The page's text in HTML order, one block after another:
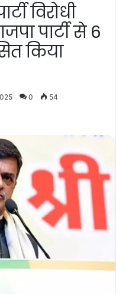
विरोधी
पार्टी से 6
किया
0 54